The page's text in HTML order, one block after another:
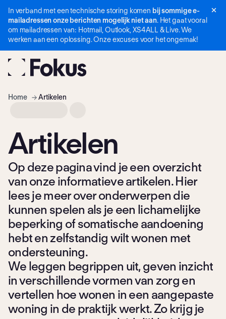
Navigatie
overslaan
In verband met een technische storing komen bij sommige e-
mailadressen onze berichten mogelijk niet aan. Het gaat vooral
om mailadressen van: Hotmail, Outlook, XS4ALL & Live. We
werken aan een oplossing. Onze excuses voor het ongemak!
Home Artikelen
Artikelen
Op deze pagina vind je een overzicht
van onze informatieve artikelen. Hier
lees je meer over onderwerpen die
kunnen spelen als je een lichamelijke
beperking of somatische aandoening
hebt en zelfstandig wilt wonen met
ondersteuning.
We leggen begrippen uit, geven inzicht
in verschillende vormen van zorg en
vertellen hoe wonen in een aangepaste
woning in de praktijk werkt. Zo krijg je